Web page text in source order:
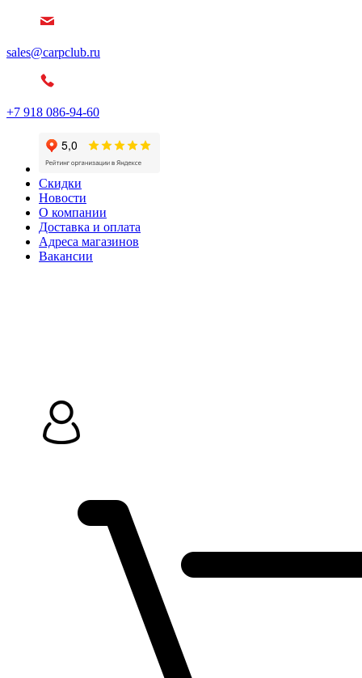
sales@carpclub.ru
+7 918 086-94-60
Скидки
Новости
О компании
Доставка и оплата
Адреса магазинов
Вакансии